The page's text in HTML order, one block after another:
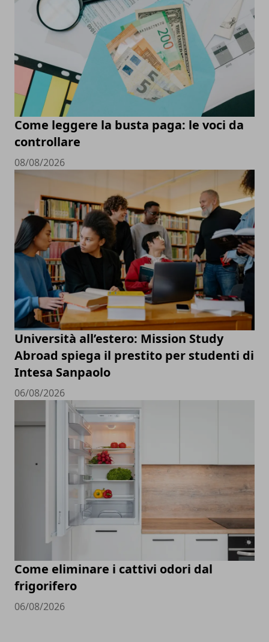
Come leggere la busta paga: le voci da
controllare
08/08/2026
Università all’estero: Mission Study
Abroad spiega il prestito per studenti di
Intesa Sanpaolo
06/08/2026
Come eliminare i cattivi odori dal
frigorifero
06/08/2026